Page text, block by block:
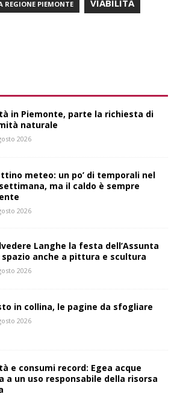
REGIONE PIEMONTE VIABILITÀ
in Piemonte, parte la richiesta di
naturale
2026
meteo: un po’ di temporali nel
ma il caldo è sempre
2026
Langhe la festa dell’Assunta
spazio anche a pittura e scultura
2026
in collina, le pagine da sfogliare
2026
e consumi record: Egea acque
a un uso responsabile della risorsa